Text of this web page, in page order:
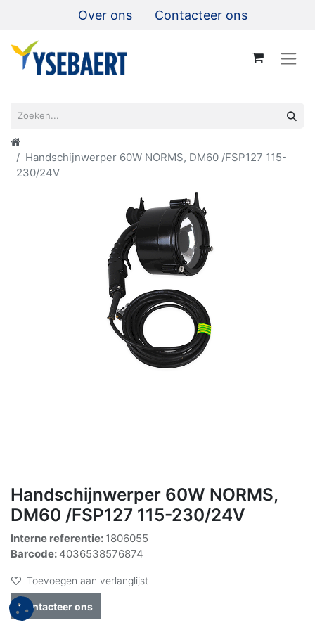
Over ons Contacteer ons
Handschijnwerper 60W NORMS, DM60 /FSP127 115-
230/24V
Handschijnwerper 60W NORMS,
DM60 /FSP127 115-230/24V
Interne referentie: 1806055
Barcode: 4036538576874
Toevoegen aan verlanglijst
Contacteer ons